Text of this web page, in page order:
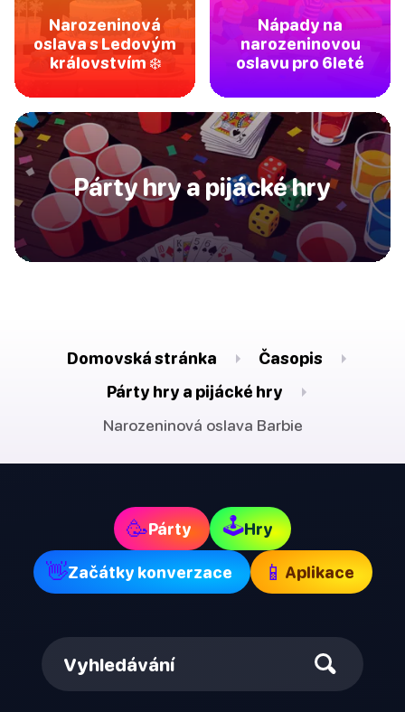
Narozeninová
oslava s Ledovým
královstvím ❄️
Nápady na
narozeninovou
oslavu pro 6leté
Párty hry a pijácké hry
Domovská stránka
Časopis
Párty hry a pijácké hry
Narozeninová oslava Barbie
🥳Párty 🕹Hry
👋Začátky konverzace 📱 Aplikace
Vyhledávání